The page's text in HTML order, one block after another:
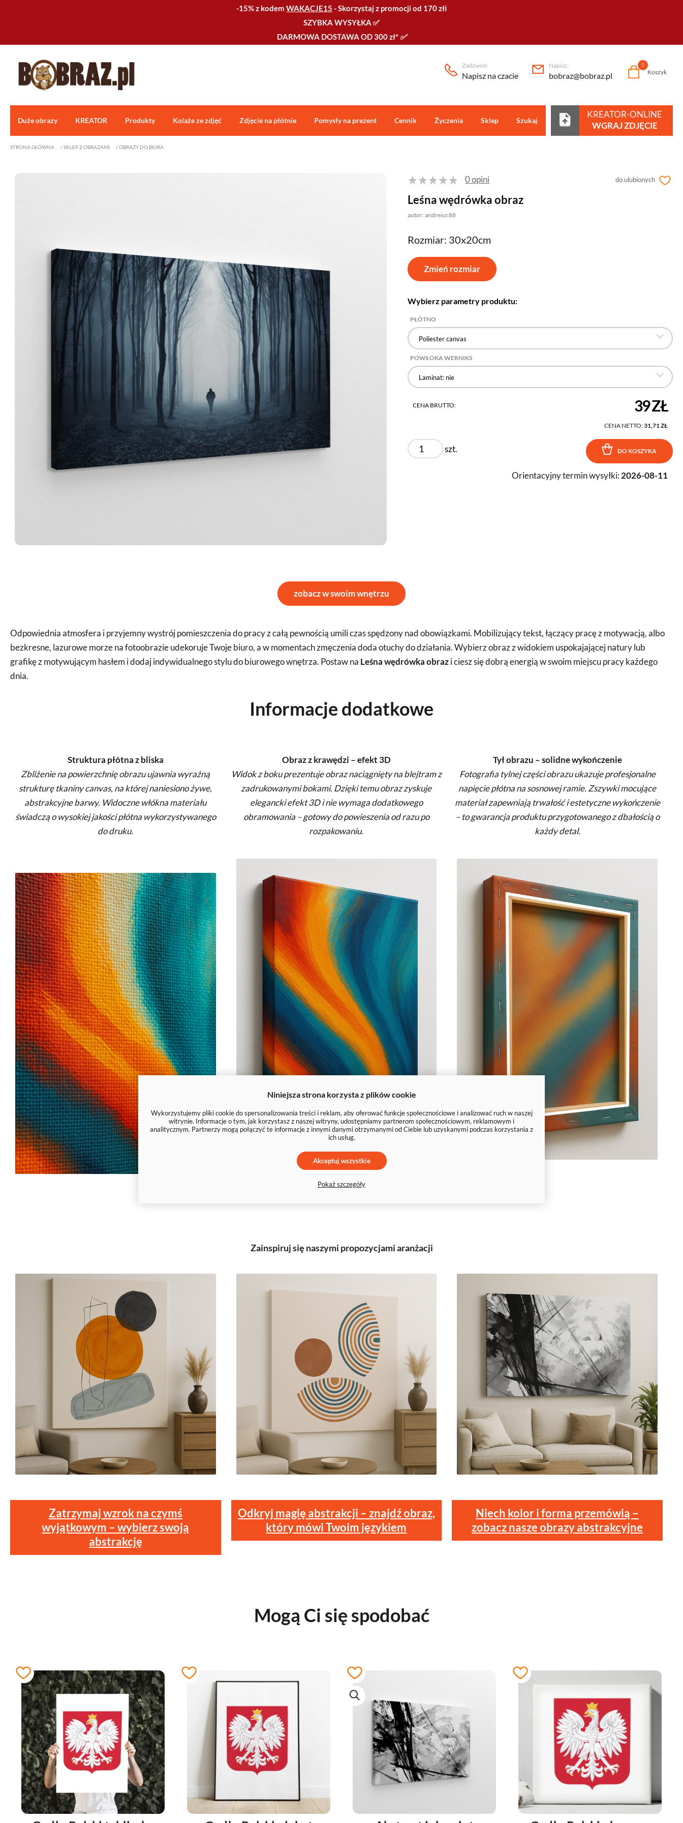
-15% z kodem WAKACJE15 -Skorzystaj z promocji od 170 złℹ️
SZYBKA WYSYŁKA ✅
DARMOWA DOSTAWA OD 300 zł* ✅
Zadzwoń:
Napisz na czacie
Napisz:
bobraz@bobraz.pl Koszyk
0
Duże obrazy KREATOR Produkty Kolaże ze zdjęć Zdjęcie na płótnie Pomysły na prezent Cennik Życzenia Sklep Szukaj Centrum pomocy
KREATOR-ONLINE
WGRAJ ZDJĘCIE
STRONA GŁÓWNA /SKLEP Z OBRAZAMI /OBRAZY DO BIURA
do ulubionych
0 opini
Leśna wędrówka obraz
autor: andreiuc88
Rozmiar: 30x20cm
Zmień rozmiar
Wybierz parametry produktu:
PŁÓTNO
Poliester canvas
POWŁOKA WERNIKS
Laminat: nie
CENA BRUTTO: 39 ZŁ
CENA NETTO:31,71 ZŁ
szt. DO KOSZYKA
Orientacyjny termin wysyłki: 2026-08-11
zobacz w swoim wnętrzu
Odpowiednia atmosfera i przyjemny wystrój pomieszczenia do pracy z całą pewnością umili czas spędzony nad obowiązkami. Mobilizujący tekst, łączący pracę z motywacją, albo
bezkresne, lazurowe morze na fotoobrazie udekoruje Twoje biuro, a w momentach zmęczenia doda otuchy do działania. Wybierz obraz z widokiem uspokajającej natury lub
grafikę z motywującym hasłem i dodaj indywidualnego stylu do biurowego wnętrza. Postaw na Leśna wędrówka obrazi ciesz się dobrą energią w swoim miejscu pracy każdego
dnia.
Informacje dodatkowe
Struktura płótna z bliska
Zbliżenie na powierzchnię obrazu ujawnia wyraźną
strukturę tkaniny canvas, na której naniesiono żywe,
abstrakcyjne barwy. Widoczne włókna materiału
świadczą o wysokiej jakości płótna wykorzystywanego
do druku.
Obraz z krawędzi – efekt 3D
Widok z boku prezentuje obraz naciągnięty na blejtram z
zadrukowanymi bokami. Dzięki temu obraz zyskuje
elegancki efekt 3D i nie wymaga dodatkowego
obramowania – gotowy do powieszenia od razu po
rozpakowaniu.
Tył obrazu – solidne wykończenie
Fotografia tylnej części obrazu ukazuje profesjonalne
napięcie płótna na sosnowej ramie. Zszywki mocujące
materiał zapewniają trwałość i estetyczne wykończenie
– to gwarancja produktu przygotowanego z dbałością o
każdy detal.
Zainspiruj się naszymi propozycjami aranżacji
Zatrzymaj wzrok na czymś
wyjątkowym – wybierz swoją
abstrakcję
Odkryj magię abstrakcji – znajdź obraz,
który mówi Twoim językiem
Niech kolor i forma przemówią –
zobacz nasze obrazy abstrakcyjne
Mogą Ci się spodobać
Niniejsza strona korzysta z plików cookie
Wykorzystujemy pliki cookie do spersonalizowania treści i reklam, aby oferować funkcje społecznościowe i analizować ruch w naszej
witrynie. Informacje o tym, jak korzystasz z naszej witryny, udostępniamy partnerom społecznościowym, reklamowym i
analitycznym. Partnerzy mogą połączyć te informacje z innymi danymi otrzymanymi od Ciebie lub uzyskanymi podczas korzystania z
ich usług.
Akceptuj wszystkie
Pokaż szczegóły